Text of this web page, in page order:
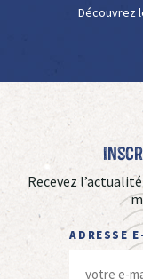
Découvrez
Recevez
ADRESSE